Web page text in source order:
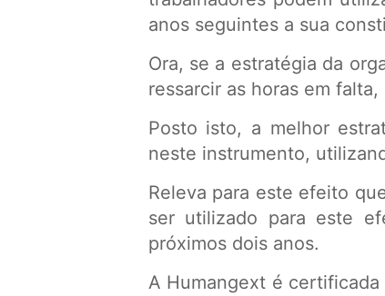
anos seguintes a sua
Ora, se a estratégia da
ressarcir as horas em
Posto isto, a melhor
neste instrumento,
Releva para este efeito
ser utilizado para este
próximos dois anos.
A Humangext é certificada